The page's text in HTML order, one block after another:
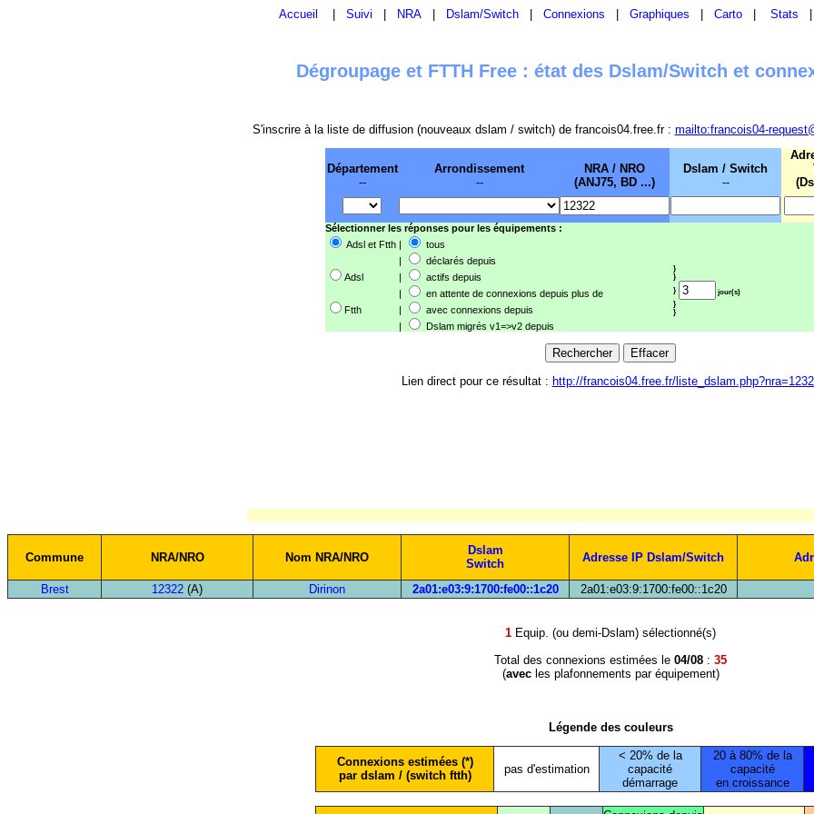
Accueil Suivi NRA Dslam/Switch Connexions Graphiques Carto Stats
Dégroupage et FTTH Free : état des Dslam/Switch et
S'inscrire à la liste de diffusion (nouveaux dslam / switch) de francois04.free.fr : mailto:francois04-
Département
--
Arrondissement
--
NRA / NRO
(ANJ75, BD ...)
Dslam / Switch
--
Sélectionner les réponses pour les équipements :
Adsl et Ftth |
tous
|
déclarés depuis
}
}
}
jour(s)
}
}
Adsl |
actifs depuis
|
en attente de connexions depuis plus de
Ftth
|
avec connexions depuis
|
Dslam migrés v1=>v2 depuis
Lien direct pour ce résultat : http://francois04.free.fr/
Commune NRA/NRO Nom NRA/NRO
Dslam
Switch
Adresse IP Dslam/Switch
Brest
12322 (A) Dirinon 2a01:e03:9:1700:fe00::1c20 2a01:e03:9:1700:fe00::1c20
1 Equip. (ou demi-Dslam) sélectionné(s)
Total des connexions estimées le 04/08 : 35
(avecles plafonnements par équipement)
Légende des couleurs
Connexions estimées (*)
par dslam / (switch ftth)
pas d'estimation
< 20% de la
capacité
démarrage
20 à 80% de la
capacité
en croissance